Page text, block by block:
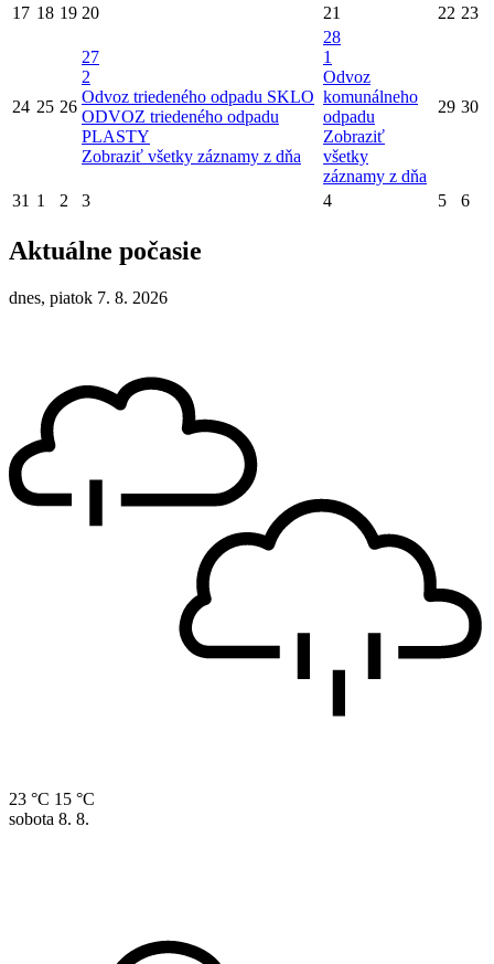
17 18 19 20 21 22 23
24 25 26
27
2
Odvoz triedeného odpadu SKLO
ODVOZ triedeného odpadu
PLASTY
Zobraziť všetky záznamy z dňa
28
1
Odvoz
komunálneho
odpadu
Zobraziť
všetky
záznamy z dňa
29 30
31 1 2 3 4 5 6
Aktuálne počasie
dnes, piatok 7. 8. 2026
23 °C 15 °C
sobota 8. 8.